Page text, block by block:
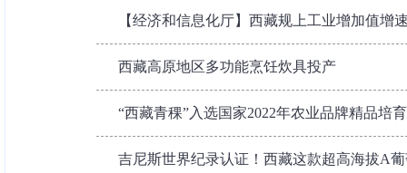
【经济和信息化厅】西藏规上工业增加值增
西藏高原地区多功能烹饪炊具投产
“西藏青稞”入选国家2022年农业品牌精品培
吉尼斯世界纪录认证！西藏这款超高海拔A